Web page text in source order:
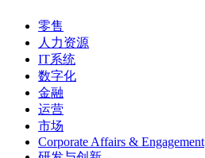
零售
人力资源
IT系统
数字化
金融
运营
市场
Corporate Affairs & Engagement